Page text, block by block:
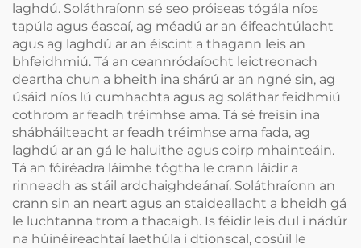
laghdú. Soláthraíonn sé seo próiseas tógála níos
tapúla agus éascaí, ag méadú ar an éifeachtúlacht
agus ag laghdú ar an éiscint a thagann leis an
bhfeidhmiú. Tá an ceannródaíocht leictreonach
deartha chun a bheith ina shárú ar an ngné sin, ag
úsáid níos lú cumhachta agus ag soláthar feidhmiú
cothrom ar feadh tréimhse ama. Tá sé freisin ina
shábháilteacht ar feadh tréimhse ama fada, ag
laghdú ar an gá le haluithe agus coirp mhainteáin.
Tá an fóiréadra láimhe tógtha le crann láidir a
rinneadh as stáil ardchaighdeánaí. Soláthraíonn an
crann sin an neart agus an staideallacht a bheidh gá
le luchtanna trom a thacaigh. Is féidir leis dul i nádúr
na húinéireachtaí laethúla i dtionscal, cosúil le